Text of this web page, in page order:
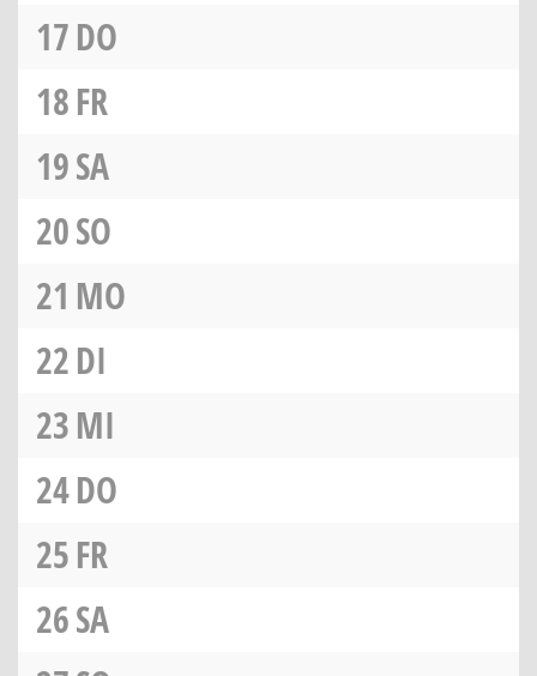
17DO
18FR
19SA
20SO
21 MO
22DI
23MI
24DO
25FR
26SA